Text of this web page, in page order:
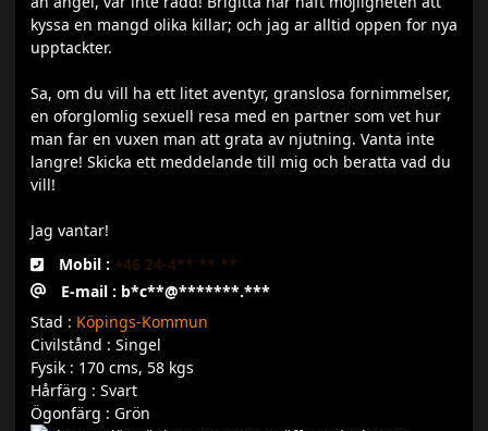
kyssa en mangd olika killar; och jag ar alltid oppen for nya
upptackter.
Sa, om du vill ha ett litet aventyr, granslosa fornimmelser,
en oforglomlig sexuell resa med en partner som vet hur
man far en vuxen man att grata av njutning. Vanta inte
langre! Skicka ett meddelande till mig och beratta vad du
vill!
Jag vantar!
Mobil : +46 24-4** ** **
E-mail : b*c**@*******.***
Stad : Köpings-Kommun
Civilstånd : Singel
Fysik : 170 cms, 58 kgs
Hårfärg : Svart
Ögonfärg : Grön